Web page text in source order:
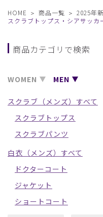
HOME 商品一覧 2025年
スクラブトップス・シアサッカ
商品カテゴリで検索
WOMEN MEN
スクラブ（メンズ）すべて
スクラブトップス
スクラブパンツ
白衣（メンズ）すべて
ドクターコート
ジャケット
ショートコート